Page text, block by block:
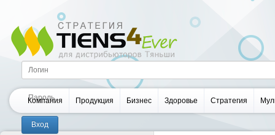
Компания Продукция Бизнес Здоровье Стратегия